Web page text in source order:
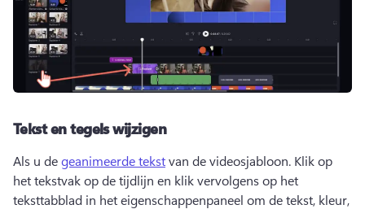
Tekst en tegels wijzigen
Als u de geanimeerde tekst van de videosjabloon. Klik op
het tekstvak op de tijdlijn en klik vervolgens op het
teksttabblad in het eigenschappenpaneel om de tekst, kleur,